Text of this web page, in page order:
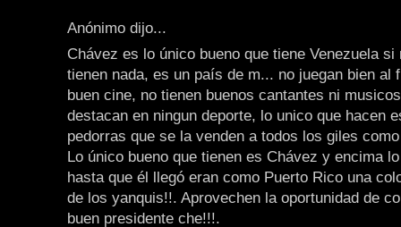
Anónimo dijo...
Chávez es lo único bueno que tiene Venezuela si
tienen nada, es un país de m... no juegan bien al
buen cine, no tienen buenos cantantes ni
destacan en ningun deporte, lo unico que hacen
pedorras que se la venden a todos los giles
Lo único bueno que tienen es Chávez y encima
hasta que él llegó eran como Puerto Rico una
de los yanquis!!. Aprovechen la oportunidad de
buen presidente che!!!.